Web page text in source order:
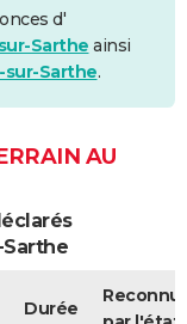
d'
Sarthe ainsi
sur-Sarthe.
AU
Durée